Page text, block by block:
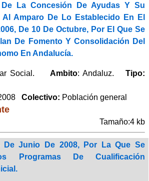
De La Concesión De Ayudas Y Su
Al Amparo De Lo Establecido En El
De 10 De Octubre, Por El Que Se
De Fomento Y Consolidación Del
En Andalucía.
Social. Ambito: Andaluz.Tipo:
Colectivo: Población general
Tamaño:4 kb
De Junio De 2008, Por La Que Se
Programas De Cualificación